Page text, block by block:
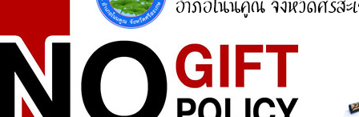
ศูนย์ร้องเรียน